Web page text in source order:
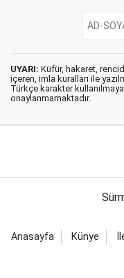
UYARI: Küfür, hakaret,
içeren, imla kuralları ile
Türkçe karakter
onaylanmamaktadır.
Anasayfa Künye